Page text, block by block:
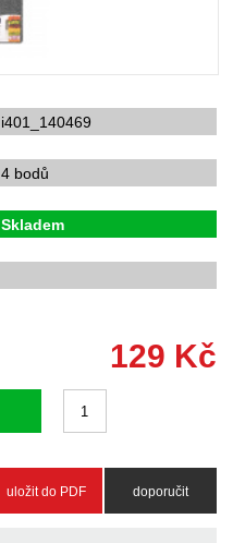
i401_140469
4 bodů
Skladem
129 Kč
uložit do PDF doporučit